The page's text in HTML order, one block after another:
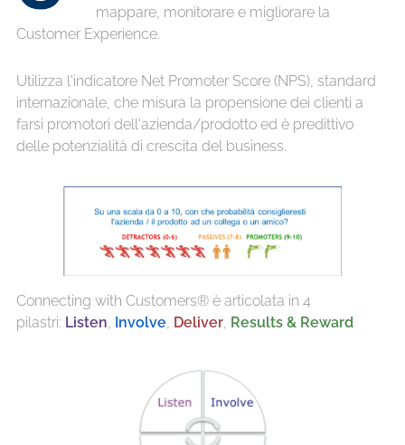
mappare, monitorare e migliorare la
Customer Experience.
Utilizza l'indicatore Net Promoter Score (NPS), standard
internazionale, che misura la propensione dei clienti a
farsi promotori dell'azienda/prodotto ed è predittivo
delle potenzialità di crescita del business.
Connecting with Customers® è articolata in 4
pilastri: Listen, Involve, Deliver, Results & Reward